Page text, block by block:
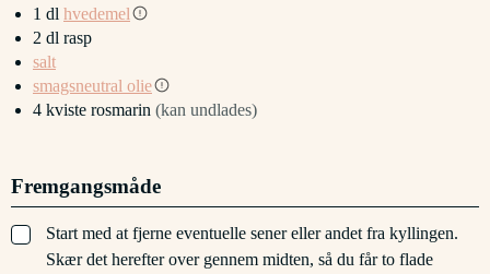
1 dl hvedemel
2 dl rasp
salt
smagsneutral olie
4 kviste rosmarin (kan undlades)
Fremgangsmåde
▢
Start med at fjerne eventuelle sener eller andet fra kyllingen.
Skær det herefter over gennem midten, så du får to flade